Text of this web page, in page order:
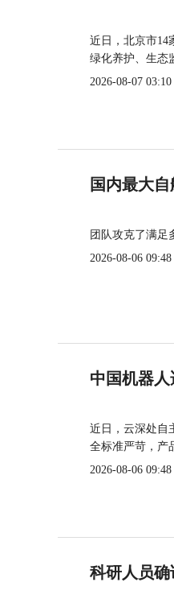
近日，北京市14
绿化养护、生态
2026-08-07 03:10
国内最大
团队攻克了满足
2026-08-06 09:48
中国机器
近日，云深处自
全标准严苛，产
2026-08-06 09:48
科研人员